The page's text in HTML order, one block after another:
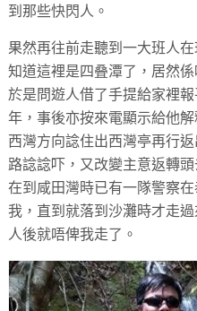
到那些快閃人。
果然再往前走聽到一大班人
知道這裡是四叠潭了，居然
於是問遊人借了手提給家裡
年，事後亦按來電顯示給他
西灣方向諗住出西灣亭再行
路諗諗吓，又改變主意返轉
在到咸田灣時已有一隊警察
我，直到就落到沙灘時才走
人後就唔俾我走了。